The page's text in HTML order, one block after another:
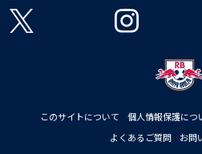
このサイトについて 個人情報保護につ
よくあるご質問
お問